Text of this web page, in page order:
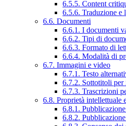
6.5.5. Content
6.5.6. Traduzione e
6.6. Documenti
6.6.1. I documenti
6.6.2. Tipi di
6.6.3. Formato di
6.6.4. Modalità di
6.7. Immagini e video
6.7.1. Testo
6.7.2. Sottotitoli per
6.7.3. Trascrizioni
6.8. Proprietà intellettuale
6.8.1.
6.8.2.